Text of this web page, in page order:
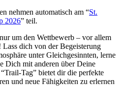
nehmen automatisch am “St.
2026” teil.
um den Wettbewerb – vor allem
Lass dich von der Begeisterung
unter Gleichgesinnten, lerne
Dich mit anderen über Deine
Tag” bietet dir die perfekte
und neue Fähigkeiten zu erlernen